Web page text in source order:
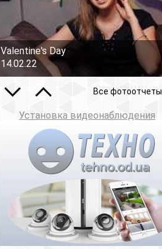
Valentine's Day
14.02.22
Все фотоотчеты
Установка видеонаблюдения